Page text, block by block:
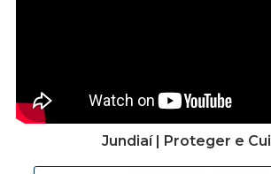
Jundiaí | Proteger e